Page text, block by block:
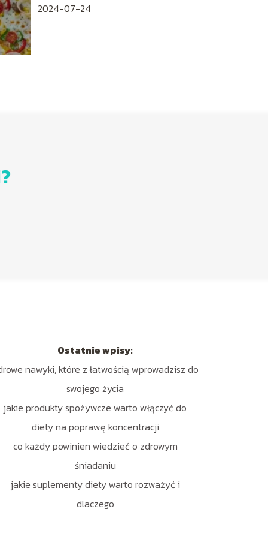
2024-07-24
Ostatnie wpisy:
nawyki, które z łatwością wprowadzisz do
swojego życia
jakie produkty spożywcze warto włączyć do
diety na poprawę koncentracji
co każdy powinien wiedzieć o zdrowym
śniadaniu
jakie suplementy diety warto rozważyć i
dlaczego